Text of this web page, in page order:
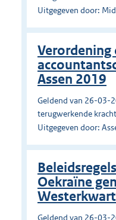
Uitgegeven door:
Verordening
Assen 2019
Geldend van 26-03-
terugwerkende
Uitgegeven door:
Oekraïne